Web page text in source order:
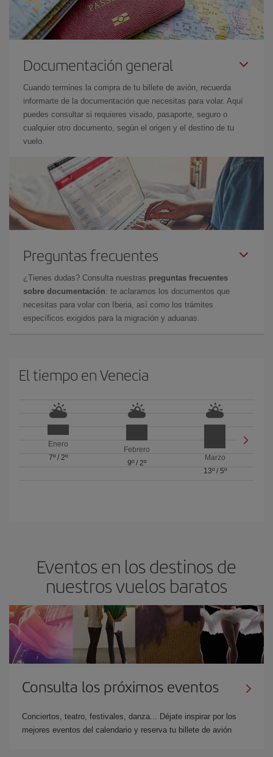
Documentación general
Cuando termines la compra de tu billete de avión, recuerda
informarte de la documentación que necesitas para volar. Aquí
puedes consultar si requieres visado, pasaporte, seguro o
cualquier otro documento, según el origen y el destino de tu
vuelo.
Preguntas frecuentes
¿Tienes dudas? Consulta nuestras preguntas frecuentes
sobre documentación: te aclaramos los documentos que
necesitas para volar con Iberia, así como los trámites
específicos exigidos para la migración y aduanas.
El tiempo en Venecia
Enero
7º/ 2º
Febrero
9º/ 2º
Marzo
13º/ 5º
Eventos en los destinos de
nuestros vuelos baratos
Consulta los próximos eventos
Conciertos, teatro, festivales, danza... Déjate inspirar por los
mejores eventos del calendario y reserva tu billete de avión